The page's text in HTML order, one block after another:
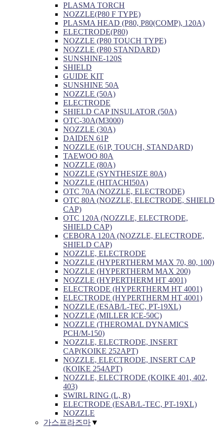
PLASMA TORCH
NOZZLE(P80 F TYPE)
PLASMA HEAD (P80, P80(COMP), 120A)
ELECTRODE(P80)
NOZZLE (P80 TOUCH TYPE)
NOZZLE (P80 STANDARD)
SUNSHINE-120S
SHIELD
GUIDE KIT
SUNSHINE 50A
NOZZLE (50A)
ELECTRODE
SHIELD CAP INSULATOR (50A)
OTC-30A(M3000)
NOZZLE (30A)
DAIDEN 61P
NOZZLE (61P, TOUCH, STANDARD)
TAEWOO 80A
NOZZLE (80A)
NOZZLE (SYNTHESIZE 80A)
NOZZLE (HITACHI50A)
OTC 70A (NOZZLE, ELECTRODE)
OTC 80A (NOZZLE, ELECTRODE, SHIELD
CAP)
OTC 120A (NOZZLE, ELECTRODE,
SHIELD CAP)
CEBORA 120A (NOZZLE, ELECTRODE,
SHIELD CAP)
NOZZLE, ELECTRODE
NOZZLE (HYPERTHERM MAX 70, 80, 100)
NOZZLE (HYPERTHERM MAX 200)
NOZZLE (HYPERTHERM HT 4001)
ELECTRODE (HYPERTHERM HT 4001)
ELECTRODE (HYPERTHERM HT 4001)
NOZZLE (ESAB/L-TEC, PT-19XL)
NOZZLE (MILLER ICE-50C)
NOZZLE (THEROMAL DYNAMICS
PCH/M-150)
NOZZLE, ELECTRODE, INSERT
CAP(KOIKE 252APT)
NOZZLE, ELECTRODE, INSERT CAP
(KOIKE 254APT)
NOZZLE, ELECTRODE (KOIKE 401, 402,
403)
SWIRL RING (L, R)
ELECTRODE (ESAB/L-TEC, PT-19XL)
NOZZLE
가스프라즈마▼